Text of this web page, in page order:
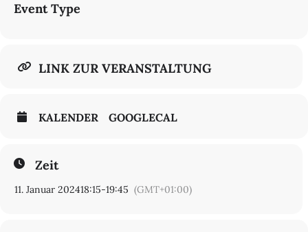
anschließend: Empfang
Für weitere
. Eine eigene Homepage ist in Vorbereitung.
Event Type
LINK ZUR VERANSTALTUNG
KALENDER GOOGLECAL
Zeit
11. Januar 202418:15-19:45 (GMT+01:00)